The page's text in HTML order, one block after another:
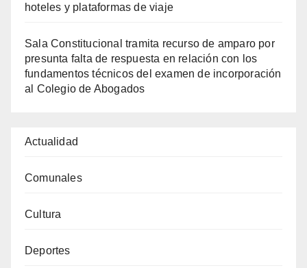
hoteles y plataformas de viaje
Sala Constitucional tramita recurso de amparo por
presunta falta de respuesta en relación con los
fundamentos técnicos del examen de incorporación
al Colegio de Abogados
Actualidad
Comunales
Cultura
Deportes